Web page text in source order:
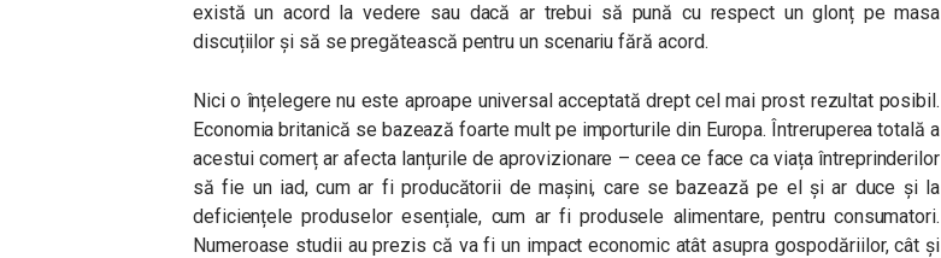
există un acord la vedere sau dacă ar trebui să pună cu respect un glonț pe masa
discuțiilor și să se pregătească pentru un scenariu fără acord.
Nici o înțelegere nu este aproape universal acceptată drept cel mai prost rezultat posibil.
Economia britanică se bazează foarte mult pe importurile din Europa. Întreruperea totală a
acestui comerț ar afecta lanțurile de aprovizionare – ceea ce face ca viața întreprinderilor
să fie un iad, cum ar fi producătorii de mașini, care se bazează pe el și ar duce și la
deficiențele produselor esențiale, cum ar fi produsele alimentare, pentru consumatori.
Numeroase studii au prezis că va fi un impact economic atât asupra gospodăriilor, cât și